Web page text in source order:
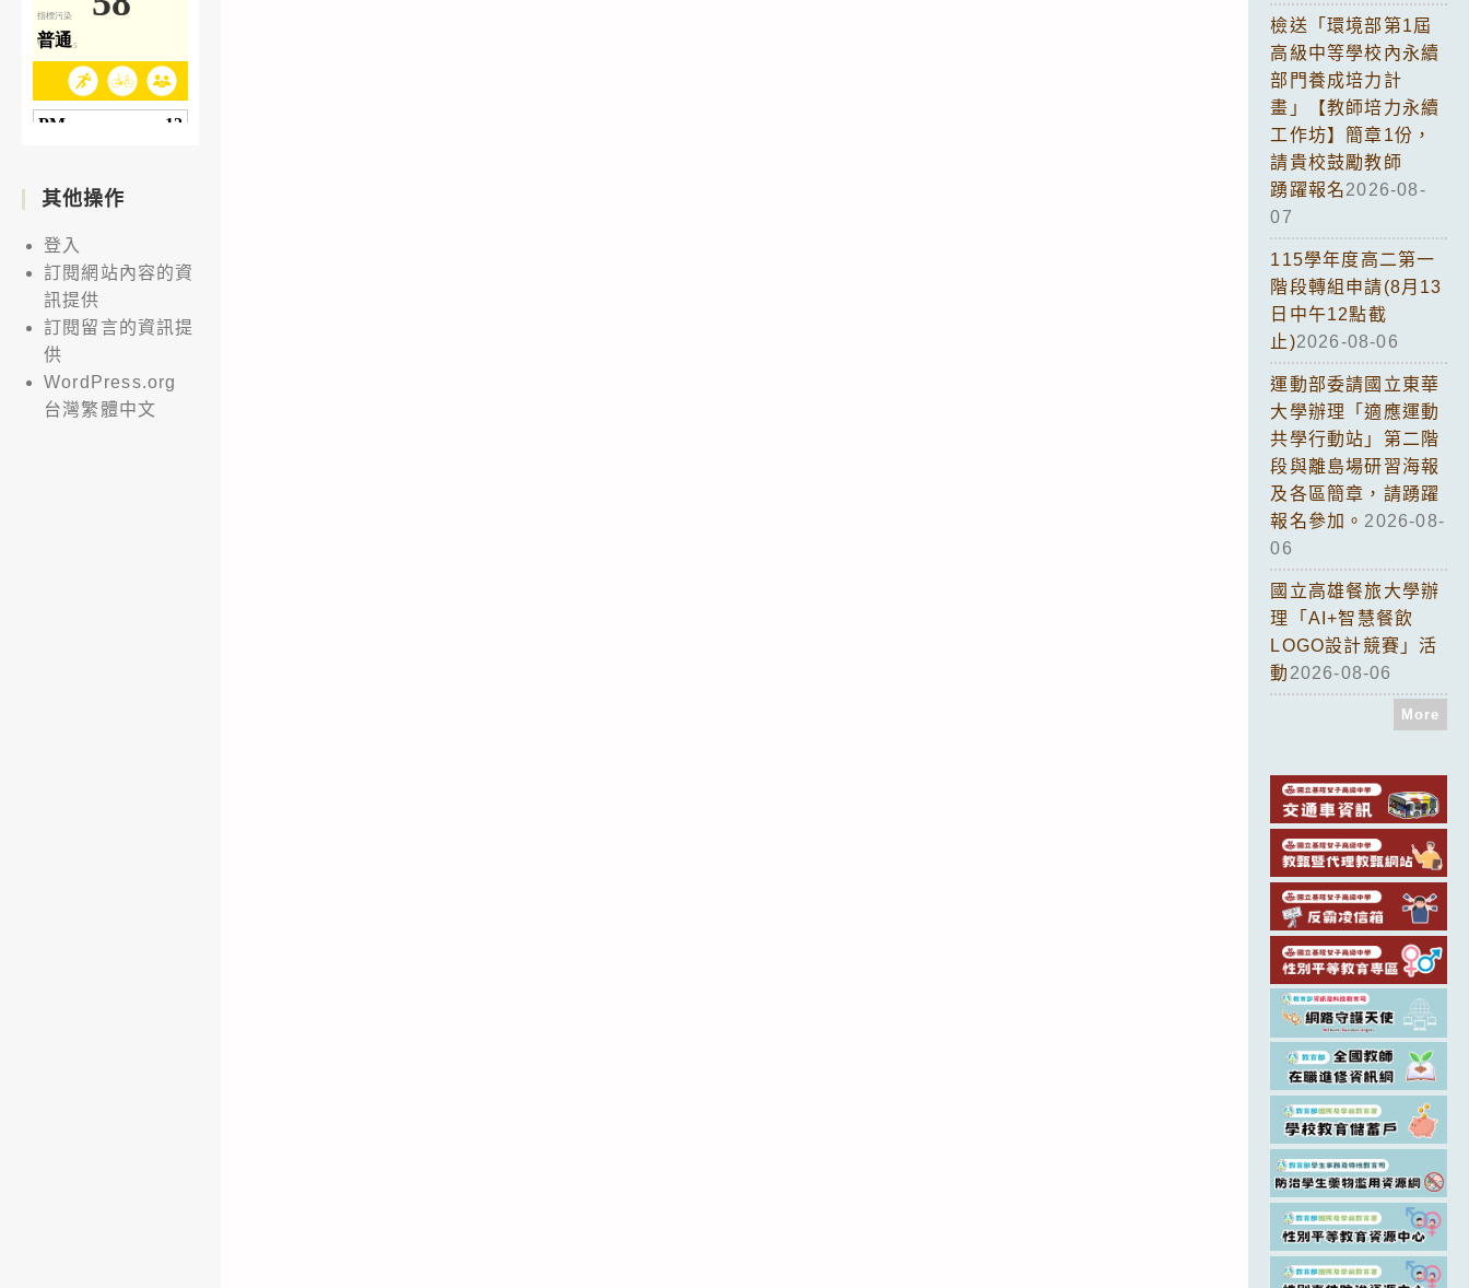
其他操作
登入
訂閱網站內容的資
訊提供
訂閱留言的資訊提
供
WordPress.org
台灣繁體中文
檢送「環境部第1屆
高級中等學校內永續
部門養成培力計
畫」【教師培力永續
工作坊】簡章1份，
請貴校鼓勵教師
踴躍報名2026-08-
07
115學年度高二第一
階段轉組申請(8月13
日中午12點截
止)2026-08-06
運動部委請國立東華
大學辦理「適應運動
共學行動站」第二階
段與離島場研習海報
及各區簡章，請踴躍
報名參加。 2026-08-
06
國立高雄餐旅大學辦
理「AI+智慧餐飲
LOGO設計競賽」活
動 2026-08-06
More